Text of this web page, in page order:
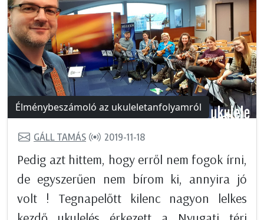
Élménybeszámoló az ukuleletanfolyamról
GÁLL TAMÁS 2019-11-18
Pedig azt hittem, hogy erről nem fogok írni,
de egyszerűen nem bírom ki, annyira jó
volt ! Tegnapelőtt kilenc nagyon lelkes